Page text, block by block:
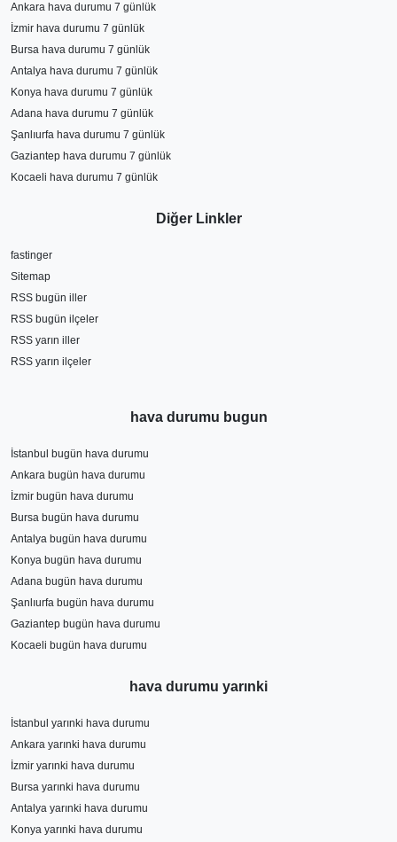
Ankara hava durumu 7 günlük
İzmir hava durumu 7 günlük
Bursa hava durumu 7 günlük
Antalya hava durumu 7 günlük
Konya hava durumu 7 günlük
Adana hava durumu 7 günlük
Şanlıurfa hava durumu 7 günlük
Gaziantep hava durumu 7 günlük
Kocaeli hava durumu 7 günlük
Diğer Linkler
fastinger
Sitemap
RSS bugün iller
RSS bugün ilçeler
RSS yarın iller
RSS yarın ilçeler
hava durumu bugun
İstanbul bugün hava durumu
Ankara bugün hava durumu
İzmir bugün hava durumu
Bursa bugün hava durumu
Antalya bugün hava durumu
Konya bugün hava durumu
Adana bugün hava durumu
Şanlıurfa bugün hava durumu
Gaziantep bugün hava durumu
Kocaeli bugün hava durumu
hava durumu yarınki
İstanbul yarınki hava durumu
Ankara yarınki hava durumu
İzmir yarınki hava durumu
Bursa yarınki hava durumu
Antalya yarınki hava durumu
Konya yarınki hava durumu